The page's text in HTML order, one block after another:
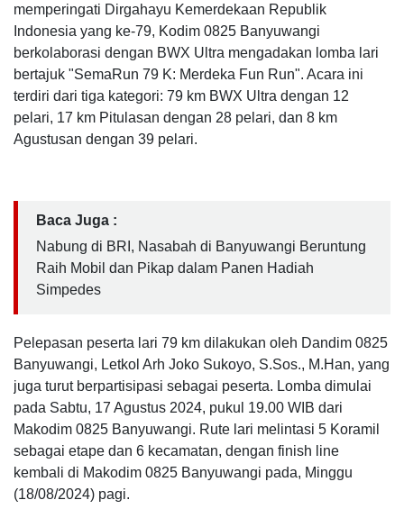
memperingati Dirgahayu Kemerdekaan Republik
Indonesia yang ke-79, Kodim 0825 Banyuwangi
berkolaborasi dengan BWX Ultra mengadakan lomba lari
bertajuk "SemaRun 79 K: Merdeka Fun Run". Acara ini
terdiri dari tiga kategori: 79 km BWX Ultra dengan 12
pelari, 17 km Pitulasan dengan 28 pelari, dan 8 km
Agustusan dengan 39 pelari.
Baca Juga :
Nabung di BRI, Nasabah di Banyuwangi Beruntung
Raih Mobil dan Pikap dalam Panen Hadiah
Simpedes
Pelepasan peserta lari 79 km dilakukan oleh Dandim 0825
Banyuwangi, Letkol Arh Joko Sukoyo, S.Sos., M.Han, yang
juga turut berpartisipasi sebagai peserta. Lomba dimulai
pada Sabtu, 17 Agustus 2024, pukul 19.00 WIB dari
Makodim 0825 Banyuwangi. Rute lari melintasi 5 Koramil
sebagai etape dan 6 kecamatan, dengan finish line
kembali di Makodim 0825 Banyuwangi pada, Minggu
(18/08/2024) pagi.